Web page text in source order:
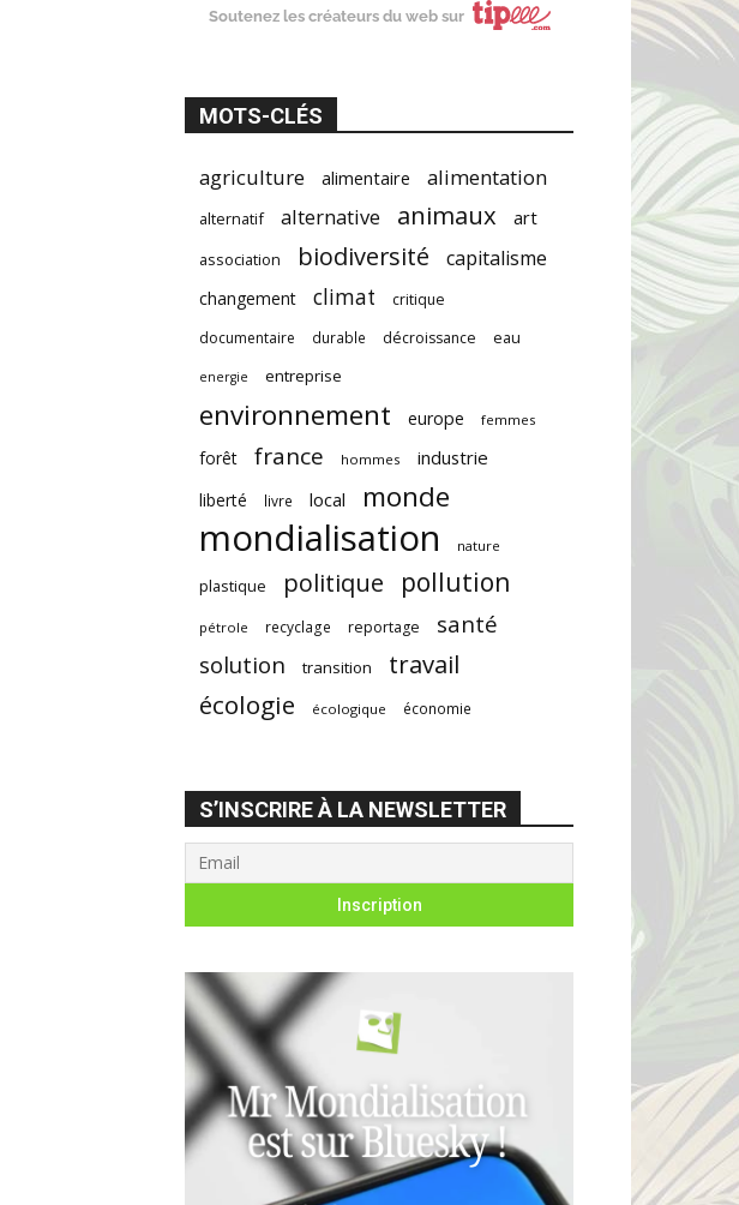
Soutenez les créateurs du web sur
MOTS-CLÉS
agriculture alimentaire alimentation
alternatif alternative animaux art
association biodiversité capitalisme
changement climat
critique
documentaire
durable décroissance eau
energie entreprise
environnement europe femmes
forêt france hommes industrie
liberté livre local monde
mondialisation nature
plastique politique pollution
pétrole recyclage reportage
santé
solution
transition
travail
écologie
écologique économie
S’INSCRIRE À LA NEWSLETTER